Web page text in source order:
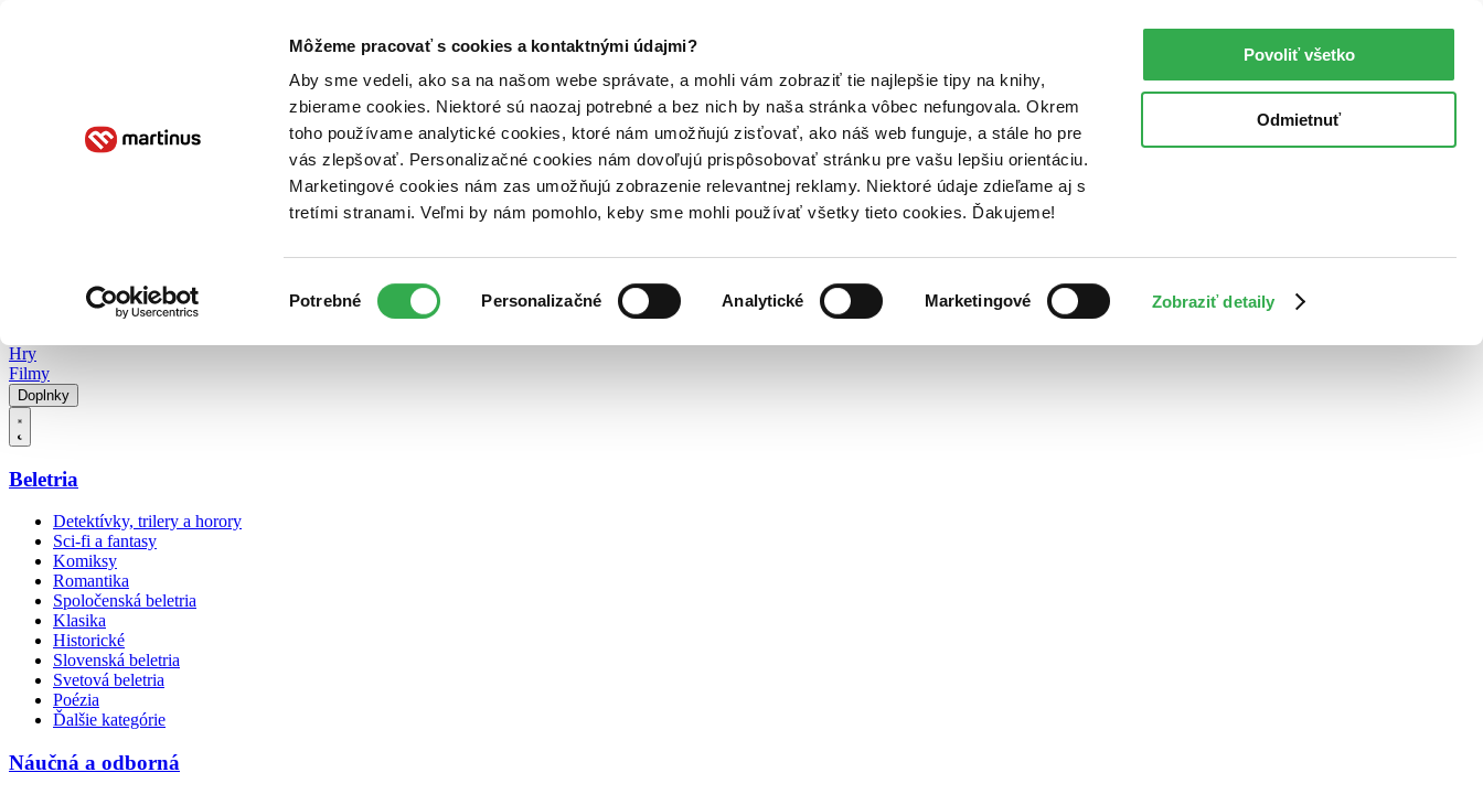
Môžeme pracovať s cookies a kontaktnými údajmi?
Aby sme vedeli, ako sa na našom webe správate, a mohli vám zobraziť tie najlepšie tipy na knihy,
zbierame cookies. Niektoré sú naozaj potrebné a bez nich by naša stránka vôbec nefungovala. Okrem
toho používame analytické cookies, ktoré nám umožňujú zisťovať, ako náš web funguje, a stále ho pre
vás zlepšovať. Personalizačné cookies nám dovoľujú prispôsobovať stránku pre vašu lepšiu orientáciu.
Marketingové cookies nám zas umožňujú zobrazenie relevantnej reklamy. Niektoré údaje zdieľame aj s
tretími stranami. Veľmi by nám pomohlo, keby sme mohli používať všetky tieto cookies. Ďakujeme!
súhlasu
Potrebné Personalizačné Analytické Marketingové Zobraziť detaily
Povoliť všetko
Odmietnuť
Poukážky Kontakt
Hry
Filmy
Doplnky
Beletria
Detektívky, trilery a horory
Sci-fi a fantasy
Komiksy
Romantika
Spoločenská beletria
Klasika
Historické
Slovenská beletria
Svetová beletria
Poézia
Ďalšie kategórie
Náučná a odborná